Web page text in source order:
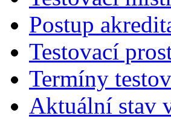
Postup
Testovací
Termíny
Aktuální stav